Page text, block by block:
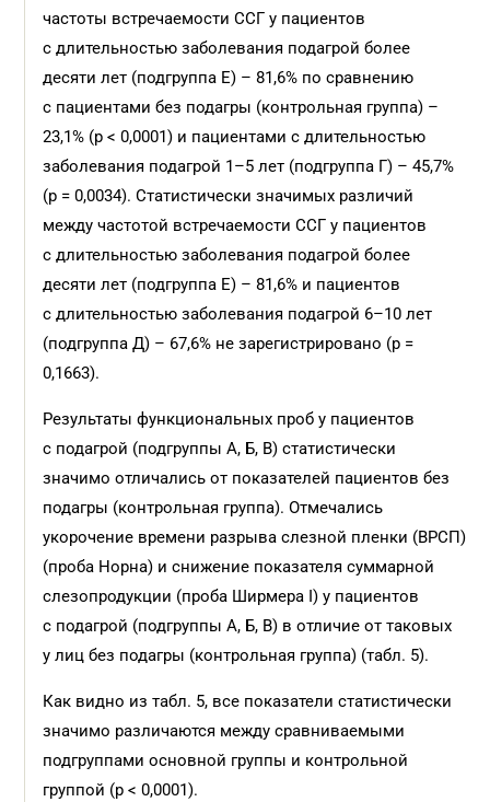
частоты встречаемости ССГ у пациентов
с длительностью заболевания подагрой более
десяти лет (подгруппа Е) – 81,6% по сравнению
с пациентами без подагры (контрольная группа) –
23,1% (p < 0,0001) и пациентами с длительностью
заболевания подагрой 1–5 лет (подгруппа Г) – 45,7%
(p = 0,0034). Статистически значимых различий
между частотой встречаемости ССГ у пациентов
с длительностью заболевания подагрой более
десяти лет (подгруппа Е) – 81,6% и пациентов
с длительностью заболевания подагрой 6–10 лет
(подгруппа Д) – 67,6% не зарегистрировано (р =
0,1663).
Результаты функциональных проб у пациентов
с подагрой (подгруппы А, Б, В) статистически
значимо отличались от показателей пациентов без
подагры (контрольная группа). Отмечались
укорочение времени разрыва слезной пленки (ВРСП)
(проба Норна) и снижение показателя суммарной
слезопродукции (проба Ширмера I) у пациентов
с подагрой (подгруппы А, Б, В) в отличие от таковых
у лиц без подагры (контрольная группа) (табл. 5).
Как видно из табл. 5, все показатели статистически
значимо различаются между сравниваемыми
подгруппами основной группы и контрольной
группой (p < 0,0001).